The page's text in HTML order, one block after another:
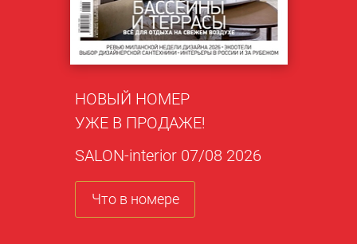
НОВЫЙ НОМЕР
УЖЕ В ПРОДАЖЕ!
SALON-interior 07/08 2026
Что в номере